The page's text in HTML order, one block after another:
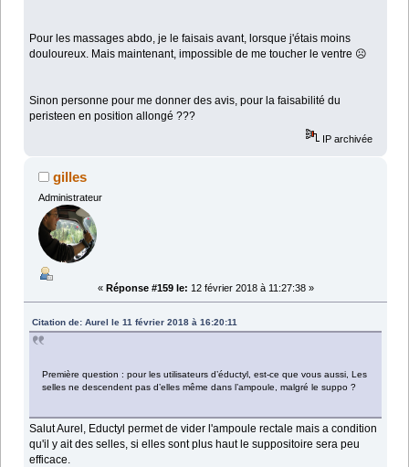
Pour les massages abdo, je le faisais avant, lorsque j'étais moins
douloureux. Mais maintenant, impossible de me toucher le ventre ☹️
Sinon personne pour me donner des avis, pour la faisabilité du
peristeen en position allongé ???
IP archivée
gilles
Administrateur
« Réponse #159 le: 12 février 2018 à 11:27:38 »
Citation de: Aurel le 11 février 2018 à 16:20:11
Première question : pour les utilisateurs d’éductyl, est-ce que vous aussi, Les
selles ne descendent pas d’elles même dans l’ampoule, malgré le suppo ?
Salut Aurel, Eductyl permet de vider l'ampoule rectale mais a condition
qu'il y ait des selles, si elles sont plus haut le suppositoire sera peu
efficace.